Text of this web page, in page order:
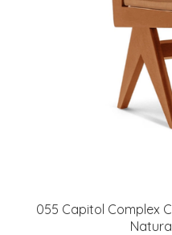
055 Capitol Complex